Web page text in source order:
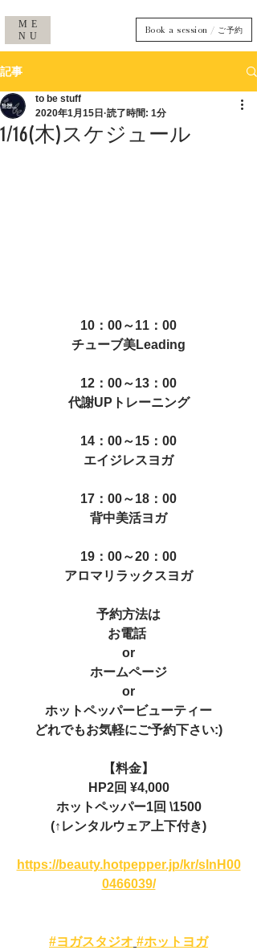
Book a session / ご予約
ME
NU
記事
1/16(木)スケジュール
to be stuff
2020年1月15日 読了時間: 1分
10：00～11：00
チューブ美Leading
12：00～13：00
代謝UPトレーニング
14：00～15：00
エイジレスヨガ
17：00～18：00
背中美活ヨガ
19：00～20：00
アロマリラックスヨガ
予約方法は
お電話
or
ホームページ
or
ホットペッパービューティー
どれでもお気軽にご予約下さい:)
【料金】
HP2回 ¥4,000
ホットペッパー1回 \1500
(↑レンタルウェア上下付き)
https://beauty.hotpepper.jp/kr/slnH00
0466039/
#ヨガスタジオ #ホットヨガ